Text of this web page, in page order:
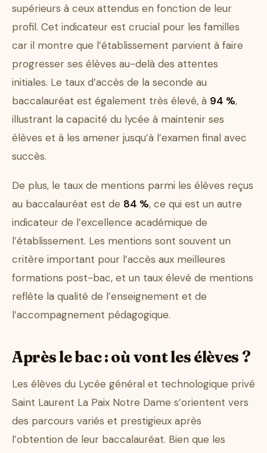
supérieurs à ceux attendus en fonction de leur
profil. Cet indicateur est crucial pour les familles
car il montre que l’établissement parvient à faire
progresser ses élèves au-delà des attentes
initiales. Le taux d’accès de la seconde au
baccalauréat est également très élevé, à 94 %,
illustrant la capacité du lycée à maintenir ses
élèves et à les amener jusqu’à l’examen final avec
succès.
De plus, le taux de mentions parmi les élèves reçus
au baccalauréat est de 84 %, ce qui est un autre
indicateur de l’excellence académique de
l’établissement. Les mentions sont souvent un
critère important pour l’accès aux meilleures
formations post-bac, et un taux élevé de mentions
reflète la qualité de l’enseignement et de
l’accompagnement pédagogique.
Après le bac : où vont les élèves ?
Les élèves du Lycée général et technologique privé
Saint Laurent La Paix Notre Dame s’orientent vers
des parcours variés et prestigieux après
l’obtention de leur baccalauréat. Bien que les